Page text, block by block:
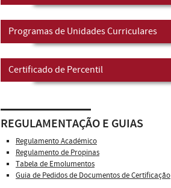
Programas de Unidades Curriculares
Certificado de Percentil
REGULAMENTAÇÃO E GUIAS
Regulamento Académico
Regulamento de Propinas
Tabela de Emolumentos
Guia de Pedidos de Documentos de Certificação